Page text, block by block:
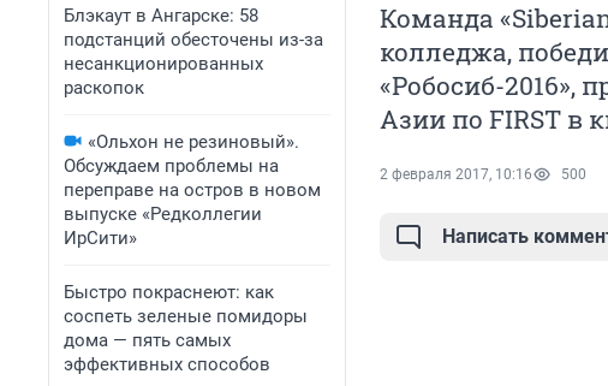
Блэкаут в Ангарске: 58
подстанций обесточены из-за
несанкционированных
раскопок
«Ольхон не резиновый».
Обсуждаем проблемы на
переправе на остров в новом
выпуске «Редколлегии
ИрСити»
Быстро покраснеют: как
соспеть зеленые помидоры
дома — пять самых
эффективных способов
Команда
колледжа,
«Робосиб-2016»,
Азии по FIRST в
2 февраля 2017, 10:16 500
Написать